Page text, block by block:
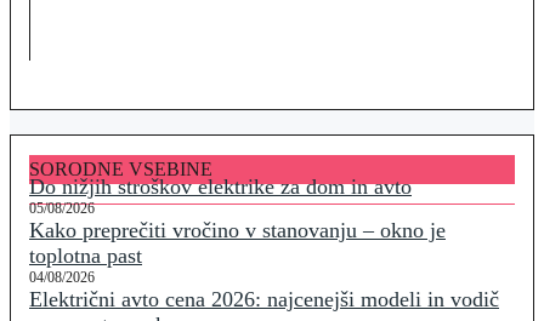
SORODNE VSEBINE
Do nižjih stroškov elektrike za dom in avto
05/08/2026
Kako preprečiti vročino v stanovanju – okno je
toplotna past
04/08/2026
Električni avto cena 2026: najcenejši modeli in vodič